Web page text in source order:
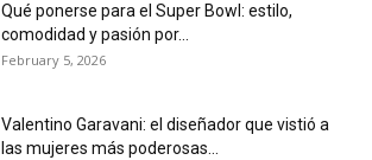
Qué ponerse para el Super Bowl: estilo,
comodidad y pasión por...
February 5, 2026
Valentino Garavani: el diseñador que vistió a
las mujeres más poderosas...